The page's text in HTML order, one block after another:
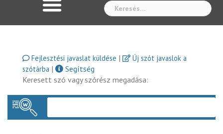
Fejlesztési javaslat küldése |
Új szót javaslok a
szótárba |
Segítség
Keresett szó vagy szórész megadása: